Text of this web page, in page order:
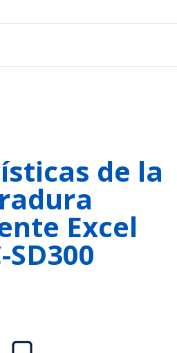
de la
Excel
SD300